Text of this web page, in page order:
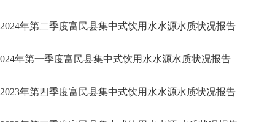
2024年第二季度富民县集中式饮用水水源水质状况报告
024年第一季度富民县集中式饮用水水源水质状况报告
2023年第四季度富民县集中式饮用水水源水质状况报告